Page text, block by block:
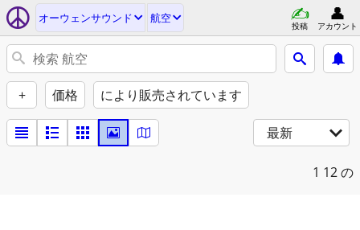
オーウェンサウンド 航空
投稿 アカウント
+ 価格 により販売されています
最新
1 12 の